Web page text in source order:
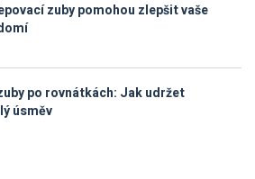
zuby pomohou zlepšit vaše
po rovnátkách: Jak udržet
úsměv